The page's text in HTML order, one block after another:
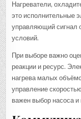
Нагреватели,
это исполнительные
управляющий сигнал
условий.
При выборе важно
реакции и ресурс.
нагрева малых
управление
важен выбор насоса и